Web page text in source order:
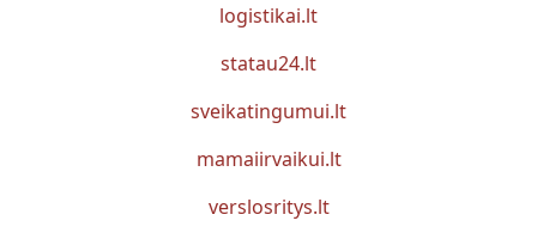
logistikai.lt
statau24.lt
sveikatingumui.lt
mamaiirvaikui.lt
verslosritys.lt